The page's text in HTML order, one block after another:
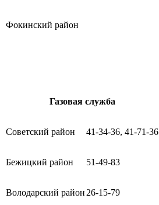
Фокинский район
Газовая служба
Советский район 41-34-36, 41-71-36
Бежицкий район 51-49-83
Володарский район 26-15-79